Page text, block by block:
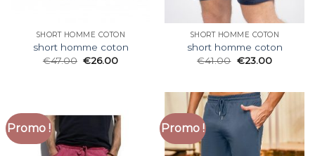
SHORT HOMME COTON
short homme coton
€47.00 €26.00
SHORT HOMME COTON
short homme coton
€41.00 €23.00
Promo ! Promo !